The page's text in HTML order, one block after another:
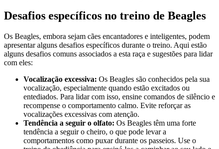
Desafios específicos no treino de Beagles
Os Beagles, embora sejam cães encantadores e inteligentes, podem
apresentar alguns desafios específicos durante o treino. Aqui estão
alguns desafios comuns associados a esta raça e sugestões para lidar
com eles:
Vocalização excessiva: Os Beagles são conhecidos pela sua
vocalização, especialmente quando estão excitados ou
entediados. Para lidar com isso, ensine comandos de silêncio e
recompense o comportamento calmo. Evite reforçar as
vocalizações excessivas com atenção.
Tendência a seguir o olfato: Os Beagles têm uma forte
tendência a seguir o cheiro, o que pode levar a
comportamentos como puxar durante os passeios. Use o